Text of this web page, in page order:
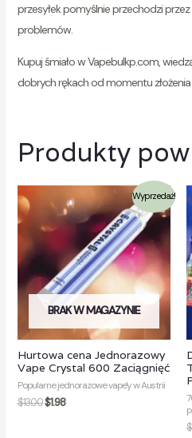
przesyłek pomyślnie przechodzi
problemów.
Kupuj śmiało w Vapebulkp.com,
dobrych rękach od momentu
Produkty
Wyprzedaż!
BRAK W MAGAZYNIE
Hurtowa cena Jednorazowy
Vape Crystal 600 Zaciągnięć
Popularne jednorazowe vape'y w Austrii
$13.00$1.98
$